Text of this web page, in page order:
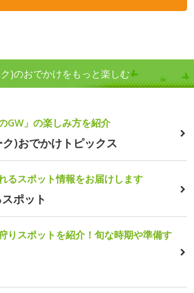
)のおでかけをもっと楽しむ
GW」の楽しみ方を紹介
)おでかけトピックス
るスポット情報をお届けします
ポット
りスポットを紹介！旬な時期や準備す